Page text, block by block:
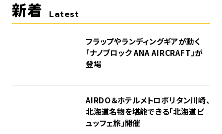
新着 Latest
フラップやランディングギアが動く
「ナノブロック ANA AIRCRAFT」が
登場
AIRDO＆ホテルメトロポリタン川崎、
北海道名物を堪能できる「北海道ビ
ュッフェ旅」開催